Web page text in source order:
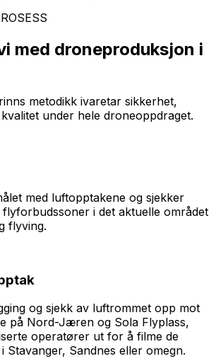
med droneproduksjon i
metodikk ivaretar sikkerhet,
under hele droneoppdraget.
med luftopptakene og sjekker
i det aktuelle området
flyving.
og sjekk av luftrommet opp mot
på Nord-Jæren og Sola Flyplass,
operatører ut for å filme de
Stavanger, Sandnes eller omegn.